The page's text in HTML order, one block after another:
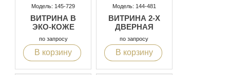
Модель: 145-729
ВИТРИНА В
ЭКО-КОЖЕ
по запросу
В корзину
Модель: 144-481
ВИТРИНА 2-Х
ДВЕРНАЯ
по запросу
В корзину